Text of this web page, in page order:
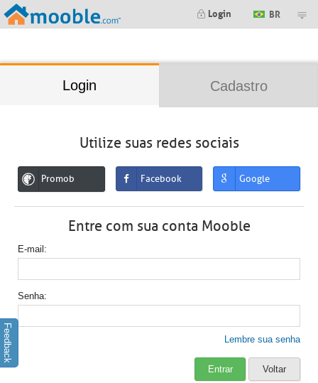
Login BR
Login Cadastro
Utilize suas redes sociais
Promob Facebook Google
Entre com sua conta Mooble
E-mail
Senha
Lembre sua senha
Entrar Voltar
Feedback